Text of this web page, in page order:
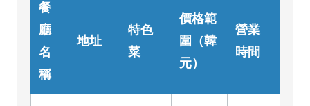
餐
廳
名
稱
地址
特色
菜
價格範
圍（韓
元）
營業
時間